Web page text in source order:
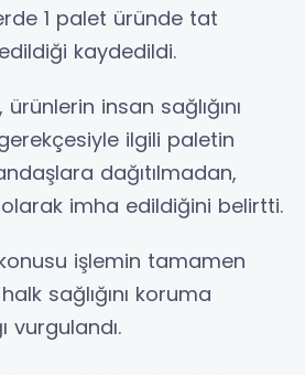
1 palet üründe tat
kaydedildi.
insan sağlığını
ilgili paletin
dağıtılmadan,
imha edildiğini belirtti.
işlemin tamamen
sağlığını koruma
vurgulandı.